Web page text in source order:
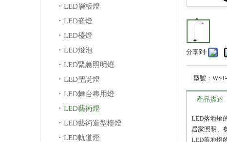
LED層板燈
LED嵌燈
LED檯燈
LED燈泡
LED緊急照明燈
LED聖誕燈
LED舞台專用燈
LED藝術燈
LED藝術造型檯燈
LED軌道燈
分享到:
型號：
產品描述
LED落地燈
居家照明、
LED落地燈